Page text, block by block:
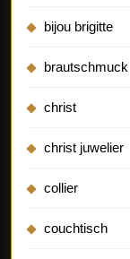
bijou brigitte
brautschmuck
christ
christ juwelier
collier
couchtisch